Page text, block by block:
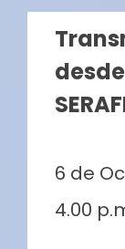
6 de
4.00